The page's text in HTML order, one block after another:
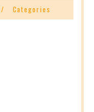
Categories